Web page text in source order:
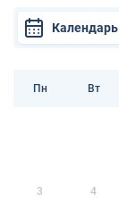
Календарь
Пн Вт
3 4